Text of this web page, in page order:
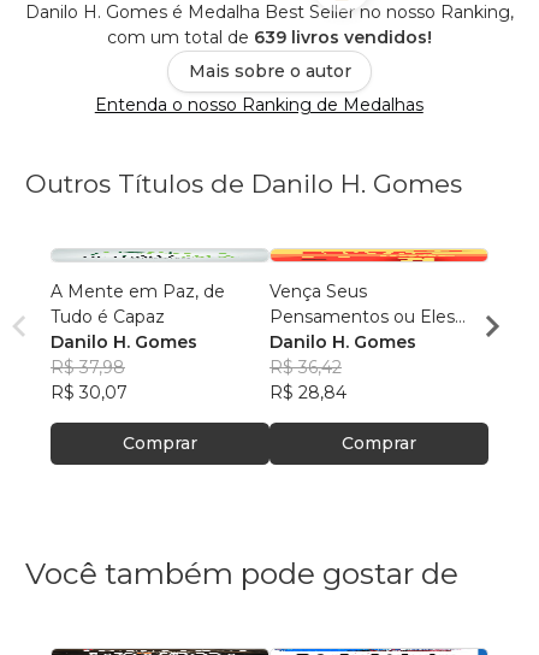
Danilo H. Gomes é Medalha Best Seller no nosso Ranking,
com um total de 639 livros vendidos!
Mais sobre o autor
Entenda o nosso Ranking de Medalhas
Outros Títulos de Danilo H. Gomes
A Mente em Paz, de
Tudo é Capaz
Danilo H. Gomes
R$ 37,98
R$ 30,07
Comprar
Vença Seus
Pensamentos ou Eles
Vencerão Você
Danilo H. Gomes
R$ 36,42
R$ 28,84
Comprar
Você
Você também pode gostar de